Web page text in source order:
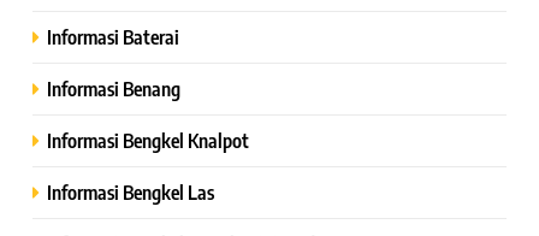
Informasi Baterai
Informasi Benang
Informasi Bengkel Knalpot
Informasi Bengkel Las